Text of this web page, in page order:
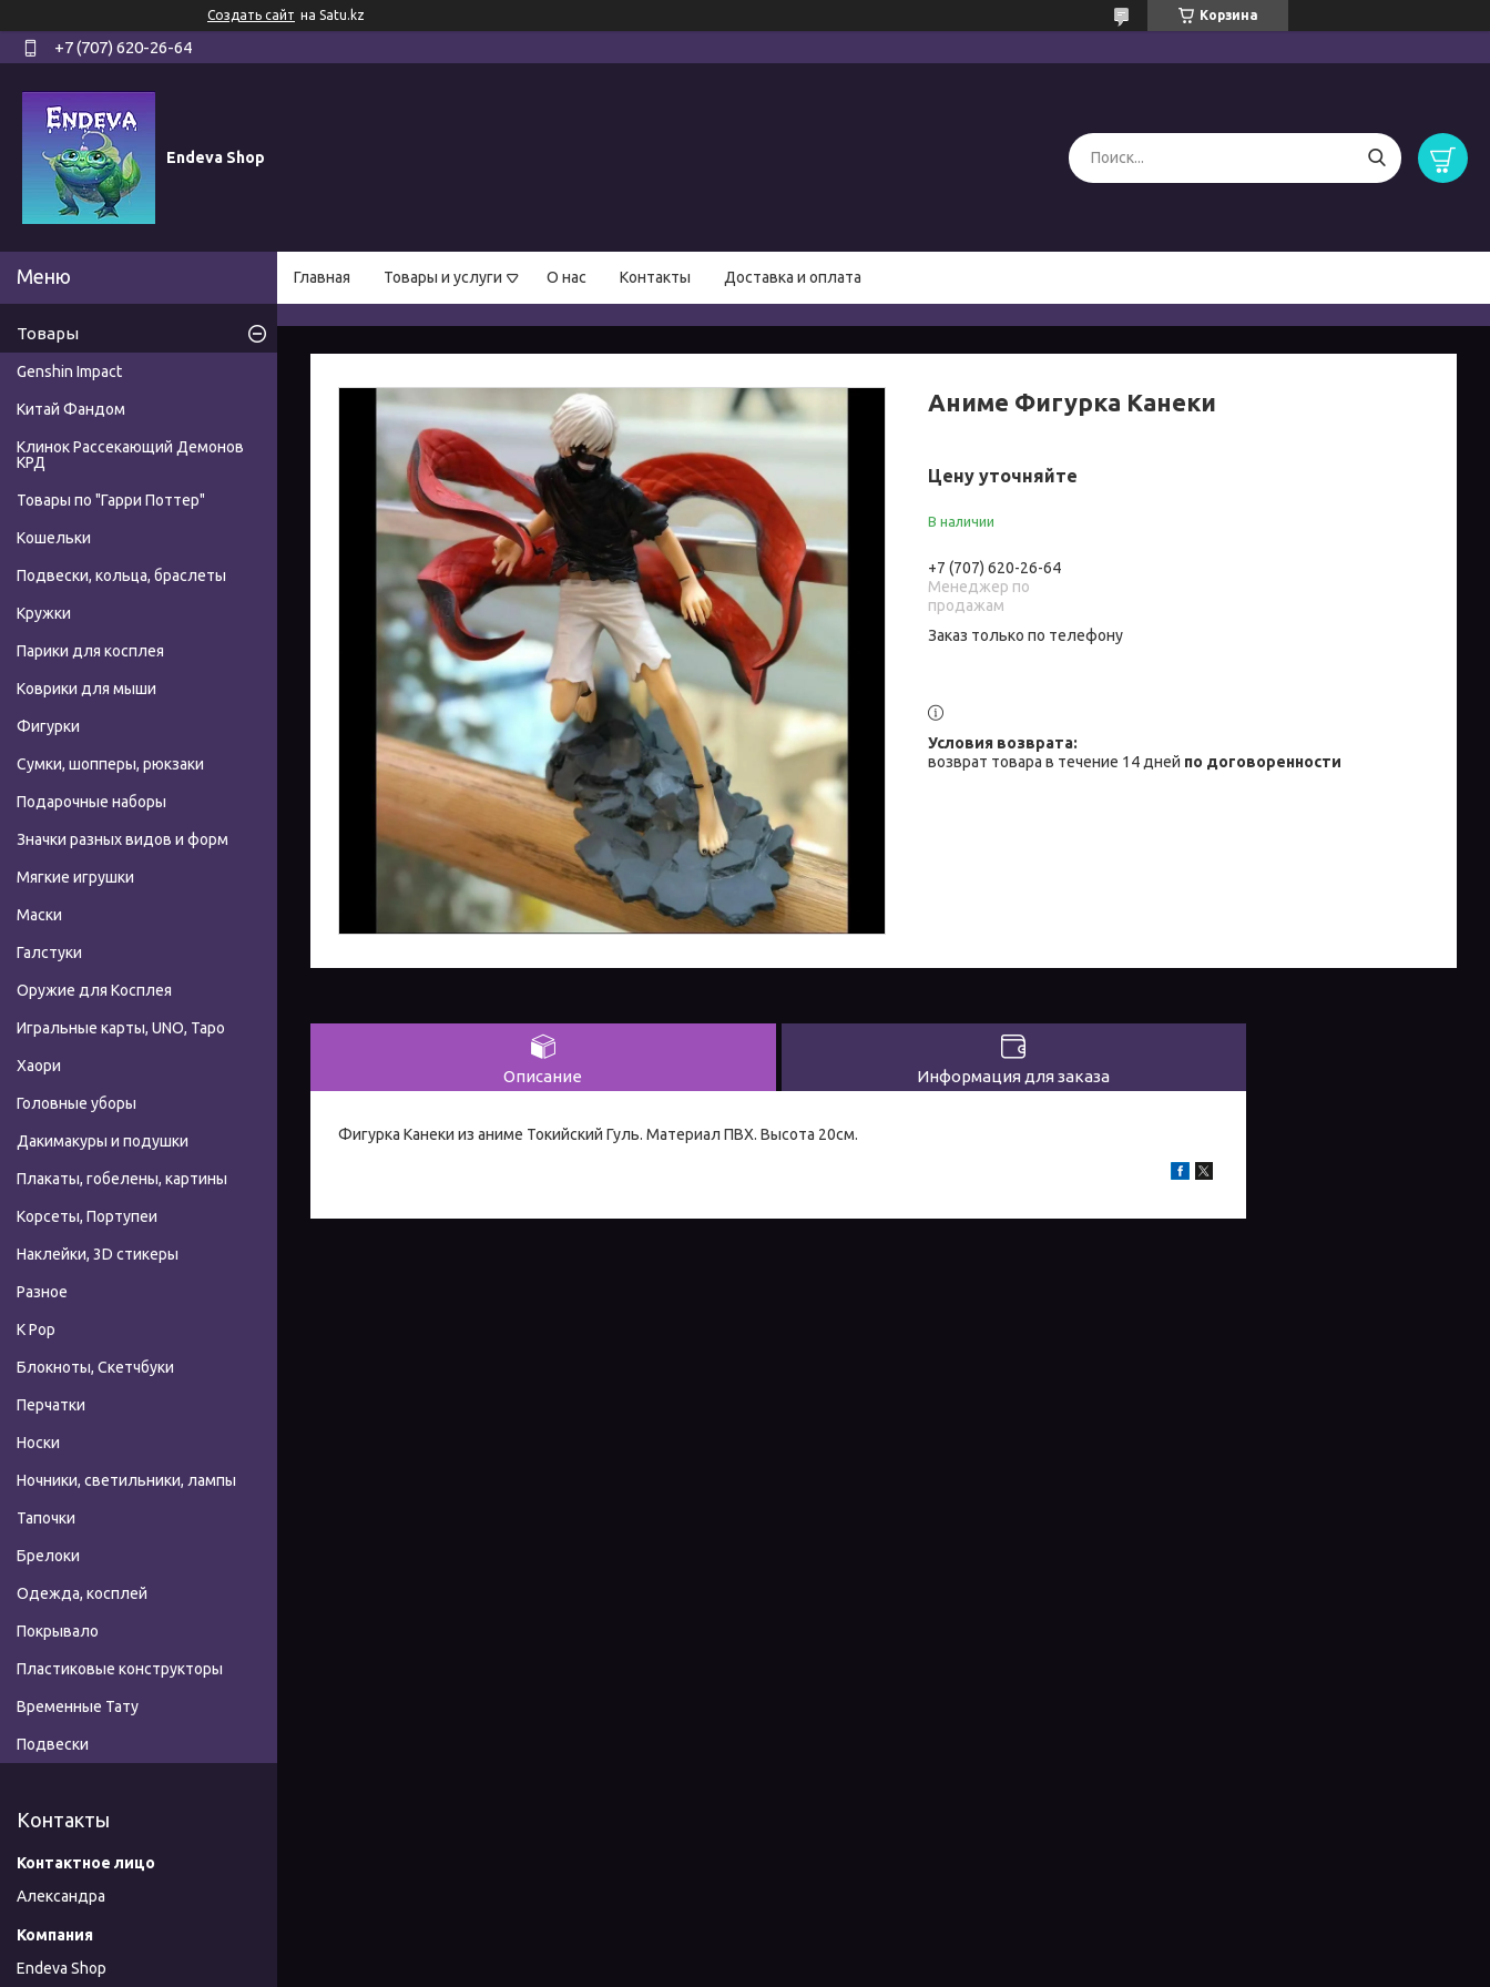
Создать сайт на Satu.kz Корзина
+7 (707) 620-26-64
Endeva Shop
Главная Товары и услуги О нас Контакты Доставка и оплата
Аниме Фигурка Канеки
Цену уточняйте
В наличии
+7 (707) 620-26-64
Менеджер по
продажам
Заказ только по телефону
возврат товара в течение 14 дней по договоренности
Описание Информация для заказа
Фигурка Канеки из аниме Токийский Гуль. Материал ПВХ. Высота 20см.
Товары
Genshin Impact
Китай Фандом
Клинок Рассекающий Демонов
КРД
Товары по "Гарри Поттер"
Кошельки
Подвески, кольца, браслеты
Кружки
Парики для косплея
Коврики для мыши
Фигурки
Сумки, шопперы, рюкзаки
Подарочные наборы
Значки разных видов и форм
Мягкие игрушки
Маски
Галстуки
Оружие для Косплея
Игральные карты, UNO, Таро
Хаори
Головные уборы
Дакимакуры и подушки
Плакаты, гобелены, картины
Корсеты, Портупеи
Наклейки, 3D стикеры
Разное
К Pop
Блокноты, Скетчбуки
Перчатки
Носки
Ночники, светильники, лампы
Тапочки
Брелоки
Одежда, косплей
Покрывало
Пластиковые конструкторы
Временные Тату
Подвески
Контакты
Александра
Endeva Shop